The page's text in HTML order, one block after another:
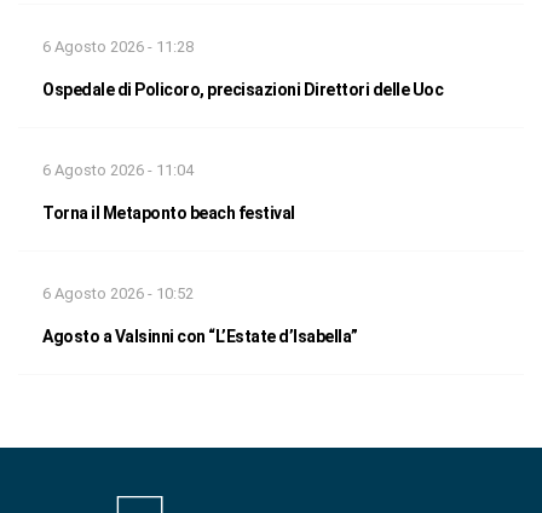
6 Agosto 2026 - 11:28
Ospedale di Policoro, precisazioni Direttori delle Uoc
6 Agosto 2026 - 11:04
Torna il Metaponto beach festival
6 Agosto 2026 - 10:52
Agosto a Valsinni con “L’Estate d’Isabella”